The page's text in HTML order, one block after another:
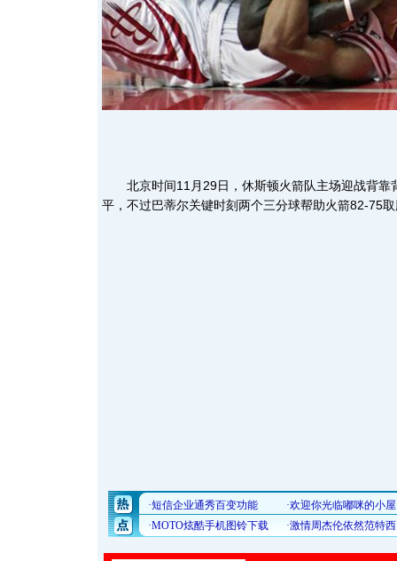
北京时间11月29日，休斯顿火箭队主场迎战背靠
平，不过巴蒂尔关键时刻两个三分球帮助火箭82-75